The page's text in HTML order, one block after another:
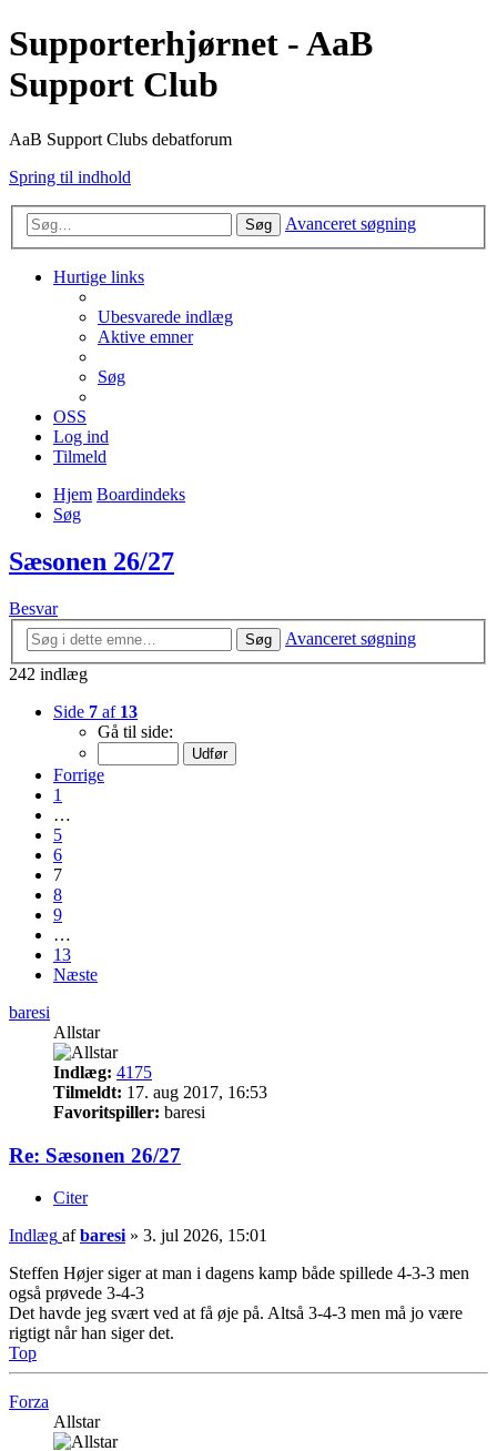
Supporterhjørnet - AaB
Support Club
AaB Support Clubs debatforum
Spring til indhold
Søg Avanceret søgning
Hurtige links
Ubesvarede indlæg
Aktive emner
Søg
OSS
Log ind
Tilmeld
Hjem Boardindeks
Søg
Sæsonen 26/27
Besvar
Søg
Avanceret søgning
242 indlæg
Side 7 af 13
Gå til side:
Forrige
1
…
5
6
7
8
9
…
13
Næste
baresi
Allstar
Indlæg: 4175
Tilmeldt: 17. aug 2017, 16:53
Favoritspiller: baresi
Re: Sæsonen 26/27
Citer
Indlæg afbaresi » 3. jul 2026, 15:01
Steffen Højer siger at man i dagens kamp både spillede 4-3-3 men
også prøvede 3-4-3
Det havde jeg svært ved at få øje på. Altså 3-4-3 men må jo være
rigtigt når han siger det.
Top
Forza
Allstar